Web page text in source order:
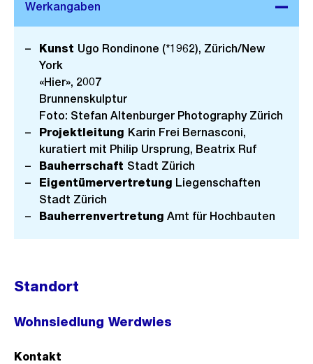
Kunst Ugo Rondinone (*1962), Zürich/New
York
«Hier», 2007
Brunnenskulptur
Foto: Stefan Altenburger Photography Zürich
Projektleitung Karin Frei Bernasconi,
kuratiert mit Philip Ursprung, Beatrix Ruf
Bauherrschaft Stadt Zürich
Eigentümervertretung Liegenschaften
Stadt Zürich
Bauherrenvertretung Amt für Hochbauten
Standort
Wohnsiedlung Werdwies
Kontakt